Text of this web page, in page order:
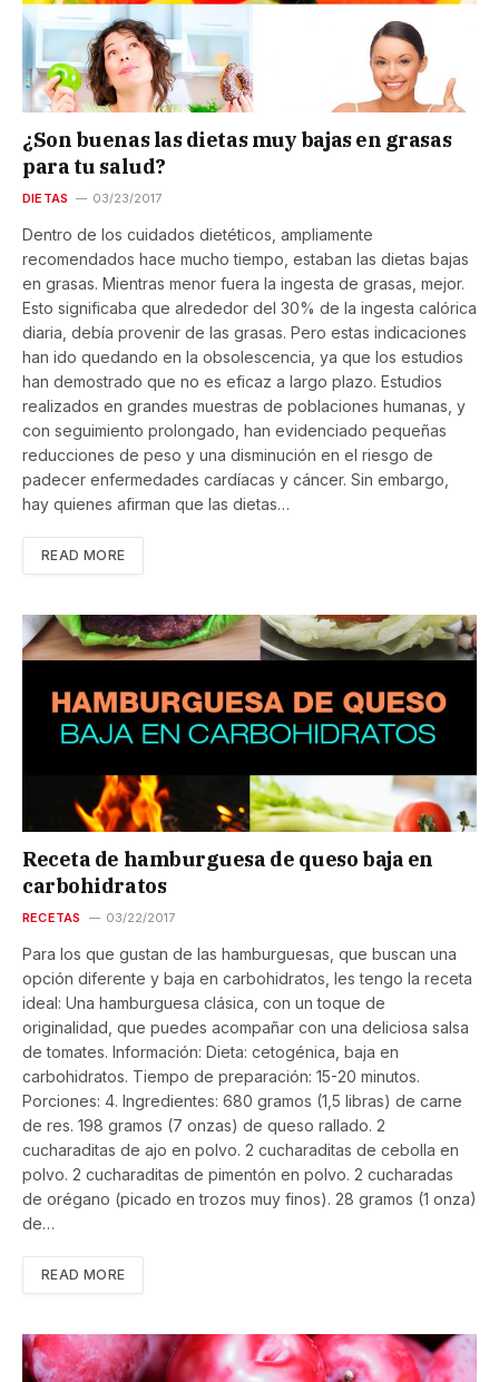
¿Son buenas las dietas muy bajas en grasas
para tu salud?
DIETAS 03/23/2017
Dentro de los cuidados dietéticos, ampliamente
recomendados hace mucho tiempo, estaban las dietas bajas
en grasas. Mientras menor fuera la ingesta de grasas, mejor.
Esto significaba que alrededor del 30% de la ingesta calórica
diaria, debía provenir de las grasas. Pero estas indicaciones
han ido quedando en la obsolescencia, ya que los estudios
han demostrado que no es eficaz a largo plazo. Estudios
realizados en grandes muestras de poblaciones humanas, y
con seguimiento prolongado, han evidenciado pequeñas
reducciones de peso y una disminución en el riesgo de
padecer enfermedades cardíacas y cáncer. Sin embargo,
hay quienes afirman que las dietas…
READ MORE
Receta de hamburguesa de queso baja en
carbohidratos
RECETAS 03/22/2017
Para los que gustan de las hamburguesas, que buscan una
opción diferente y baja en carbohidratos, les tengo la receta
ideal: Una hamburguesa clásica, con un toque de
originalidad, que puedes acompañar con una deliciosa salsa
de tomates. Información: Dieta: cetogénica, baja en
carbohidratos. Tiempo de preparación: 15-20 minutos.
Porciones: 4. Ingredientes: 680 gramos (1,5 libras) de carne
de res. 198 gramos (7 onzas) de queso rallado. 2
cucharaditas de ajo en polvo. 2 cucharaditas de cebolla en
polvo. 2 cucharaditas de pimentón en polvo. 2 cucharadas
de orégano (picado en trozos muy finos). 28 gramos (1 onza)
de…
READ MORE